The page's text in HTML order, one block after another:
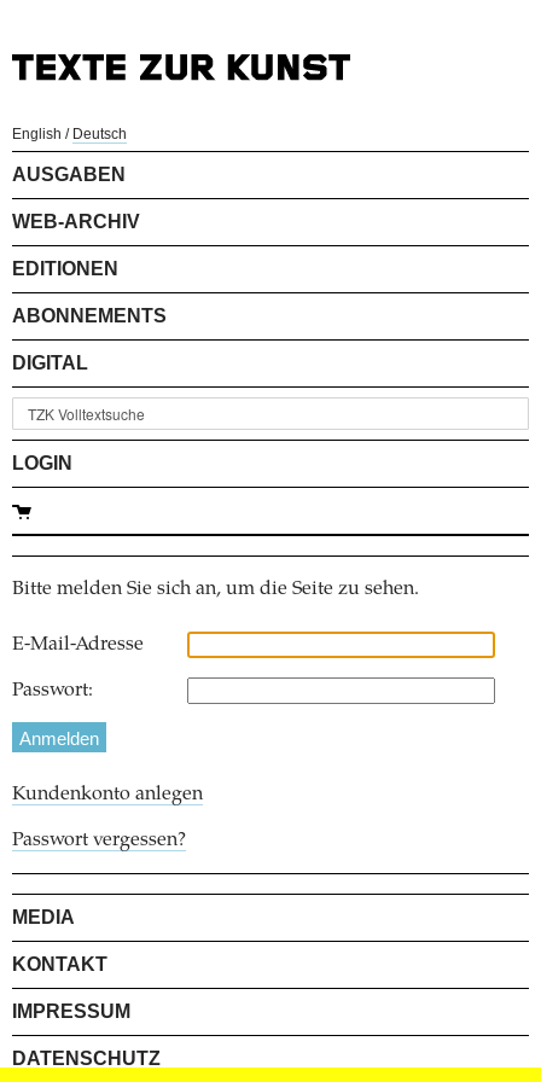
English / Deutsch
AUSGABEN
WEB-ARCHIV
EDITIONEN
ABONNEMENTS
DIGITAL
LOGIN
Bitte melden Sie sich an, um die Seite zu sehen.
E-Mail-Adresse
Passwort:
Kundenkonto anlegen
Passwort vergessen?
MEDIA
KONTAKT
IMPRESSUM
DATENSCHUTZ